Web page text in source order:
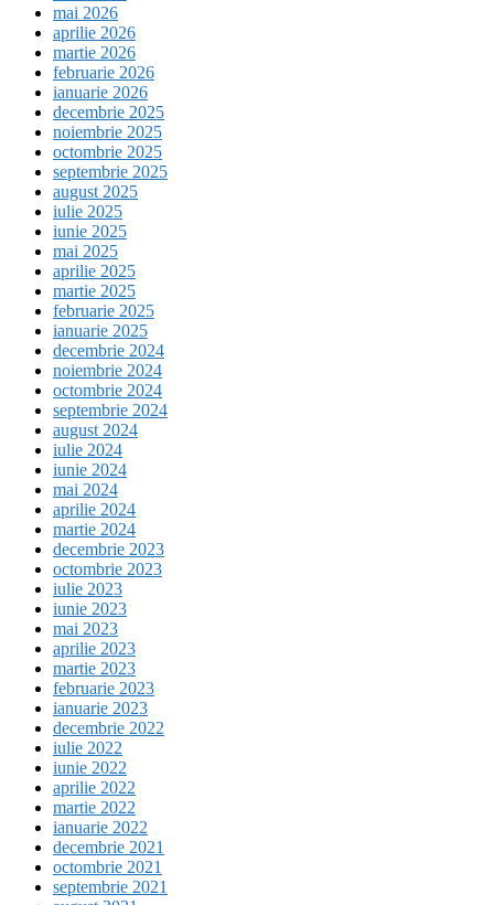
mai 2026
aprilie 2026
martie 2026
februarie 2026
ianuarie 2026
decembrie 2025
noiembrie 2025
octombrie 2025
septembrie 2025
august 2025
iulie 2025
iunie 2025
mai 2025
aprilie 2025
martie 2025
februarie 2025
ianuarie 2025
decembrie 2024
noiembrie 2024
octombrie 2024
septembrie 2024
august 2024
iulie 2024
iunie 2024
mai 2024
aprilie 2024
martie 2024
decembrie 2023
octombrie 2023
iulie 2023
iunie 2023
mai 2023
aprilie 2023
martie 2023
februarie 2023
ianuarie 2023
decembrie 2022
iulie 2022
iunie 2022
aprilie 2022
martie 2022
ianuarie 2022
decembrie 2021
octombrie 2021
septembrie 2021